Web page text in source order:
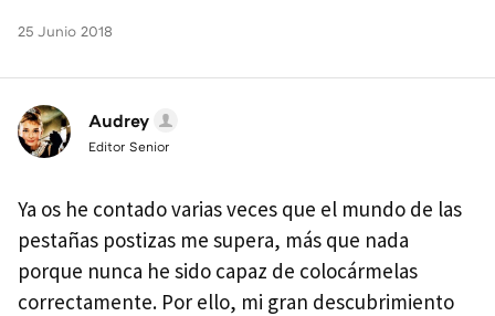
25 Junio 2018
Audrey
Editor Senior
Ya os he contado varias veces que el mundo de las
pestañas postizas me supera, más que nada
porque nunca he sido capaz de colocármelas
correctamente. Por ello, mi gran descubrimiento